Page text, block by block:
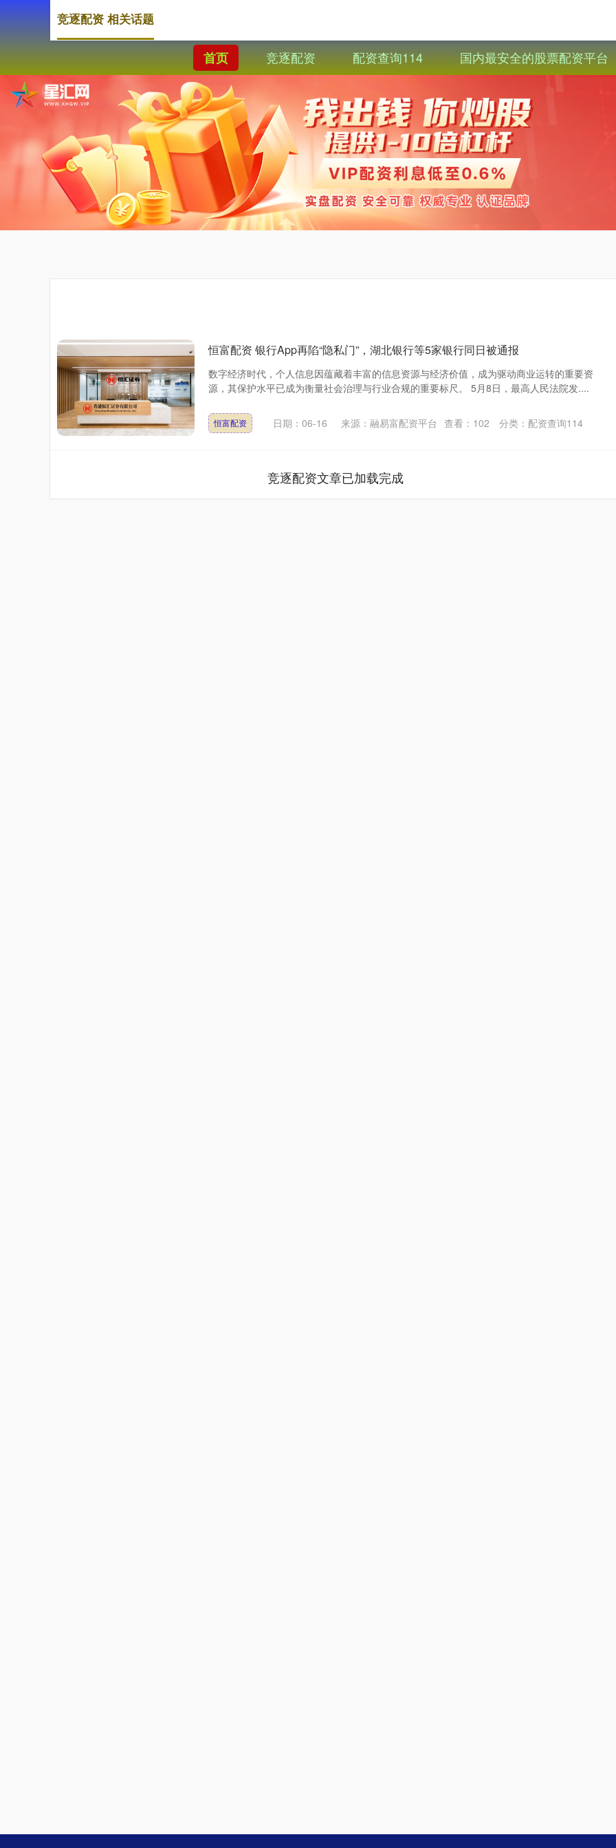
首页 竞逐配资 配资查询114 国内最安全的股票配资平台
竞逐配资 相关话题
恒富配资 银行App再陷“隐私门”，湖北银行等5家银行同日被通报
数字经济时代，个人信息因蕴藏着丰富的信息资源与经济价值，成为驱动商业运转的重要资
源，其保护水平已成为衡量社会治理与行业合规的重要标尺。 5月8日，最高人民法院发....
恒富配资 日期：06-16 来源：融易富配资平台 查看： 102 分类： 配资查询114
竞逐配资文章已加载完成